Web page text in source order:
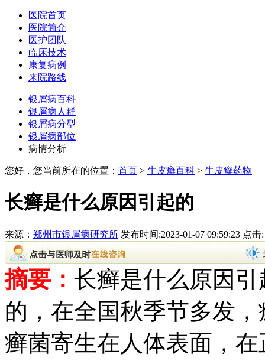
医院首页
医院简介
医护团队
临床技术
康复病例
来院路线
银屑病百科
银屑病人群
银屑病分型
银屑病部位
病情分析
您好，您当前所在的位置： 首页 > 牛皮癣百科 > 牛皮癣药物
长癣是什么原因引起的
来源： 郑州市银屑病研究所 发布时间:2023-01-07 09:59:23 点击:
摘要： 长癣是什么原因
的，在全国秋季节多发
癣菌寄生在人体表面，